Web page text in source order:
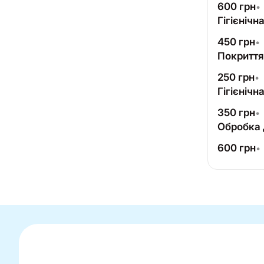
600 грн•
450 грн•
250 грн•
350 грн•
Обробка
600 грн•